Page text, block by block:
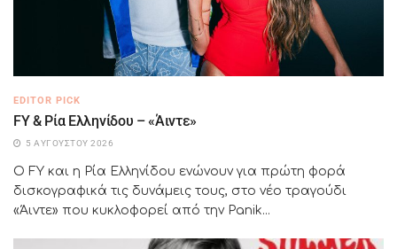
EDITOR PICK
FY & Ρία Ελληνίδου – «Άιντε»
5 ΑΥΓΟΎΣΤΟΥ 2026
Ο FY και η Ρία Ελληνίδου ενώνουν για πρώτη φορά
δισκογραφικά τις δυνάμεις τους, στο νέο τραγούδι
«Άιντε» που κυκλοφορεί από την Panik...